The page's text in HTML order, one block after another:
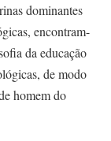
dominantes
encontram-
da educação
de modo
homem do